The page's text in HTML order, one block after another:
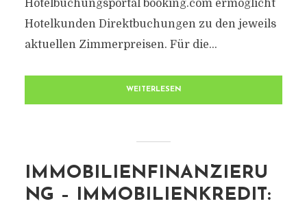
Hotelbuchungsportal booking.com ermöglicht
Hotelkunden Direktbuchungen zu den jeweils
aktuellen Zimmerpreisen. Für die...
WEITERLESEN
IMMOBILIENFINANZIERU
NG – IMMOBILIENKREDIT: